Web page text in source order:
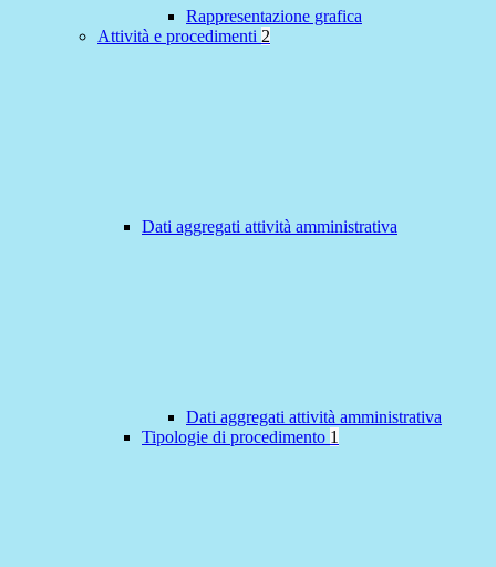
Rappresentazione grafica
Attività e procedimenti 2
Dati aggregati attività amministrativa
Dati aggregati attività amministrativa
Tipologie di procedimento 1